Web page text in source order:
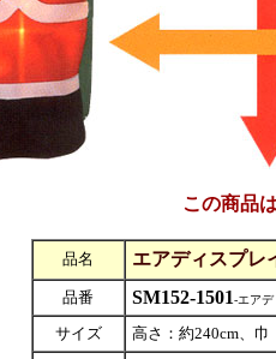
この商品
品名 エアディスプレ
品番 SM152-1501-エアデ
サイズ
高さ：約240cm、巾